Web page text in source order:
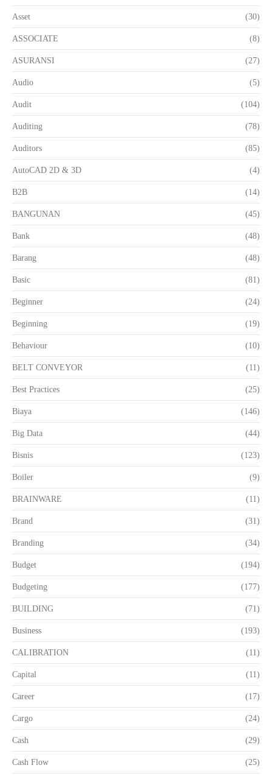
Asset (30)
ASSOCIATE (8)
ASURANSI (27)
Audio (5)
Audit (104)
Auditing (78)
Auditors (85)
AutoCAD 2D & 3D (4)
B2B (14)
BANGUNAN (45)
Bank (48)
Barang (48)
Basic (81)
Beginner (24)
Beginning (19)
Behaviour (10)
BELT CONVEYOR (11)
Best Practices (25)
Biaya (146)
Big Data (44)
Bisnis (123)
Boiler (9)
BRAINWARE (11)
Brand (31)
Branding (34)
Budget (194)
Budgeting (177)
BUILDING (71)
Business (193)
CALIBRATION (11)
Capital (11)
Career (17)
Cargo (24)
Cash (29)
Cash Flow (25)